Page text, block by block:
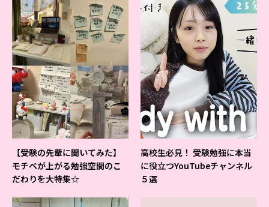
【受験の先輩に聞いてみた】
モチベが上がる勉強空間のこ
だわりを大特集☆
高校生必見！ 受験勉強に本当
に役立つYouTubeチャンネル
５選